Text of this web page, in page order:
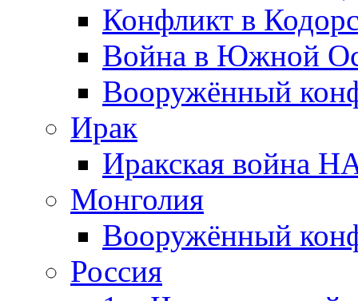
Конфликт в
Война в Южной
Вооружённый
Ирак
Иракская война
Монголия
Вооружённый
Россия